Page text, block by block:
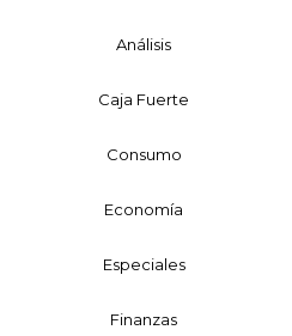
Análisis
Caja Fuerte
Consumo
Economía
Especiales
Finanzas